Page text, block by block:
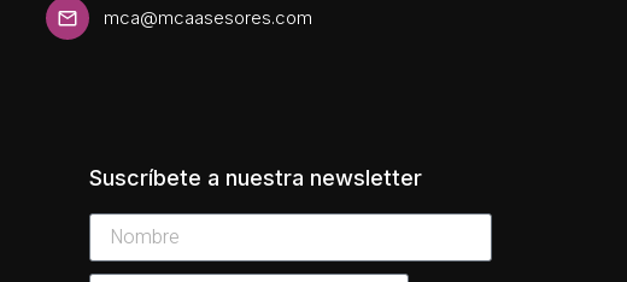
mca@mcaasesores.com
Suscríbete a nuestra newsletter